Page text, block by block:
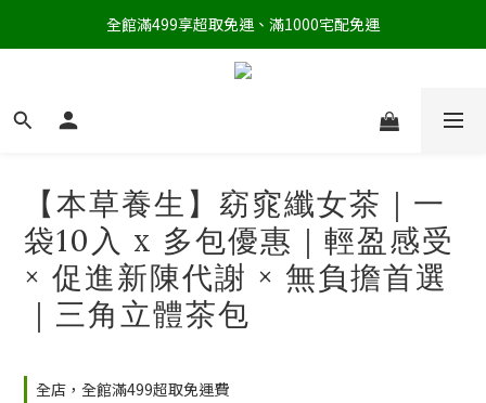
全館滿499享超取免運、滿1000宅配免運
【本草養生】窈窕纖女茶｜一
袋10入 x 多包優惠｜輕盈感受
× 促進新陳代謝 × 無負擔首選
｜三角立體茶包
全店，全館滿499超取免運費